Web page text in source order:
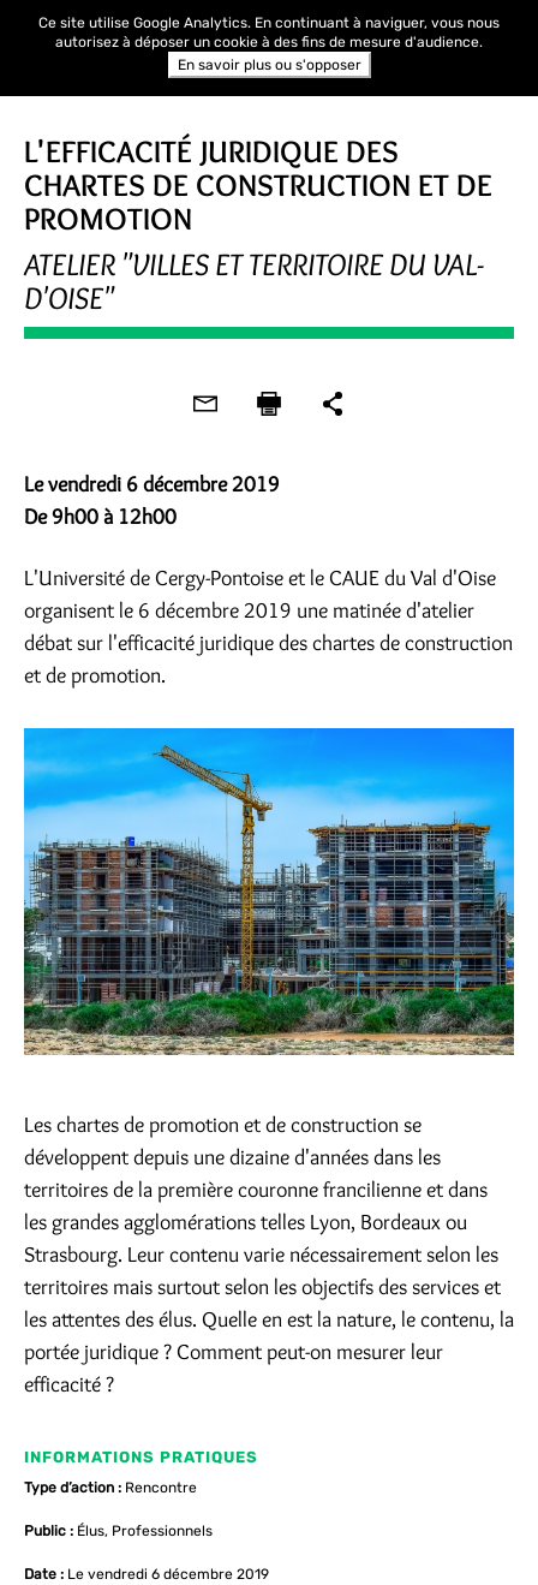
RENCONTRE
L'EFFICACITÉ JURIDIQUE DES
CHARTES DE CONSTRUCTION ET DE
PROMOTION
ATELIER "VILLES ET TERRITOIRE DU VAL-
D'OISE"
Le vendredi 6 décembre 2019
De 9h00 à 12h00
L'Université de Cergy-Pontoise et le CAUE du Val d'Oise
organisent le 6 décembre 2019 une matinée d'atelier
débat sur l'efficacité juridique des chartes de construction
et de promotion.
Les chartes de promotion et de construction se
développent depuis une dizaine d'années dans les
territoires de la première couronne francilienne et dans
les grandes agglomérations telles Lyon, Bordeaux ou
Strasbourg. Leur contenu varie nécessairement selon les
territoires mais surtout selon les objectifs des services et
les attentes des élus. Quelle en est la nature, le contenu, la
portée juridique ? Comment peut-on mesurer leur
efficacité ?
INFORMATIONS PRATIQUES
Type d’action : Rencontre
Public : Élus, Professionnels
Date : Le vendredi 6 décembre 2019
Ce site utilise Google Analytics. En continuant à naviguer, vous nous
autorisez à déposer un cookie à des fins de mesure d'audience.
En savoir plus ou s'opposer